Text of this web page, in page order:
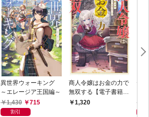
異世界ウォーキング
～エレージア王国編～
1,430
715
割引
商人令嬢はお金の力で
無双する【電子書籍限
定書き下ろしSS付
1,320
デ